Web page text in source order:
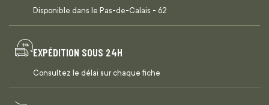
Disponible dans le Pas-de-Calais - 62
EXPÉDITION SOUS 24H
Consultez le délai sur chaque fiche